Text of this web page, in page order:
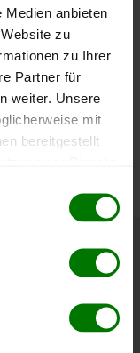
Medien anbieten
zu
zu Ihrer
Partner für
weiter. Unsere
mit
bereitgestellt
Mai
in Deutschland
-Seite
der